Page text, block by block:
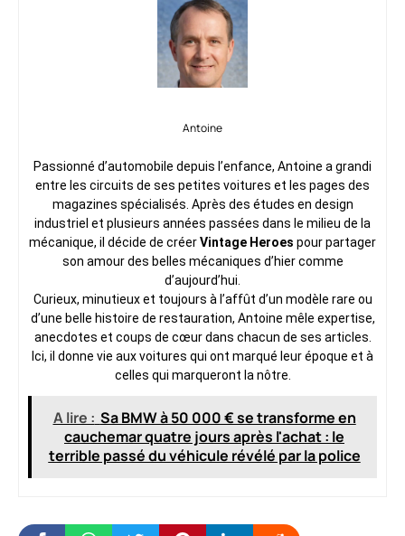
Antoine
Passionné d’automobile depuis l’enfance, Antoine a grandi
entre les circuits de ses petites voitures et les pages des
magazines spécialisés. Après des études en design
industriel et plusieurs années passées dans le milieu de la
mécanique, il décide de créerVintage Heroes pour partager
son amour des belles mécaniques d’hier comme
d’aujourd’hui.
Curieux, minutieux et toujours à l’affût d’un modèle rare ou
d’une belle histoire de restauration, Antoine mêle expertise,
anecdotes et coups de cœur dans chacun de ses articles.
Ici, il donne vie aux voitures qui ont marqué leur époque et à
celles qui marqueront la nôtre.
A lire : Sa BMW à 50 000 € se transforme en
cauchemar quatre jours après l'achat : le
terrible passé du véhicule révélé par la police